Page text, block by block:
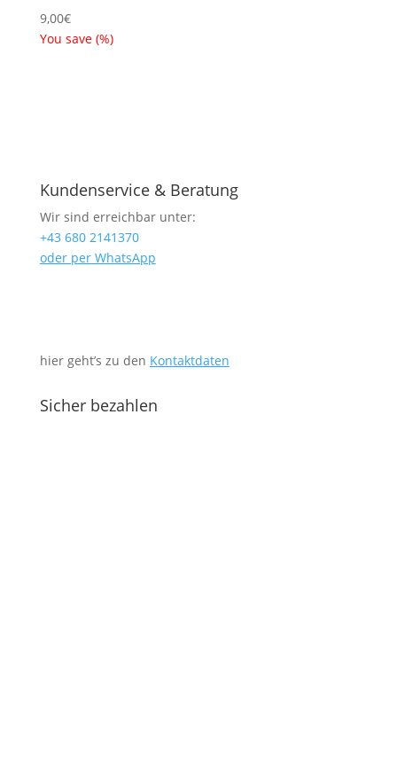
9,00€
You save (%)
Kundenservice & Beratung
Wir sind erreichbar unter:
+43 680 2141370
oder per WhatsApp
hier geht’s zu den Kontaktdaten
Sicher bezahlen